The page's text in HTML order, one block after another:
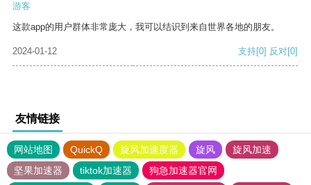
游客
这款app的用户群体非常庞大，我可以结识到来自世界各地的朋友。
2024-01-12 支持[0] 反对[0]
友情链接
网站地图 QuickQ 旋风加速度器 旋风
旋风加速
坚果加速器
tiktok加速器
狗急加速器官网